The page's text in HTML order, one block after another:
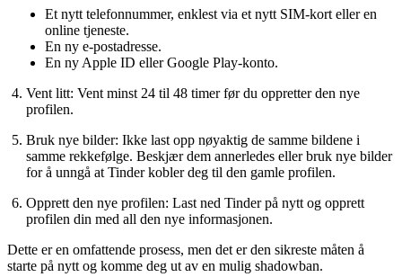
Et nytt telefonnummer, enklest via et nytt SIM-kort eller en
online tjeneste.
En ny e-postadresse.
En ny Apple ID eller Google Play-konto.
Vent litt: Vent minst 24 til 48 timer før du oppretter den nye
profilen.
Bruk nye bilder: Ikke last opp nøyaktig de samme bildene i
samme rekkefølge. Beskjær dem annerledes eller bruk nye bilder
for å unngå at Tinder kobler deg til den gamle profilen.
Opprett den nye profilen: Last ned Tinder på nytt og opprett
profilen din med all den nye informasjonen.
Dette er en omfattende prosess, men det er den sikreste måten å
starte på nytt og komme deg ut av en mulig shadowban.